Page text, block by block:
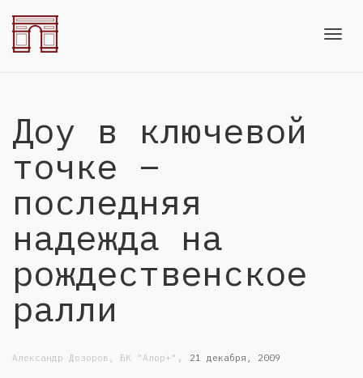
Доу в ключевой
точке –
последняя
надежда на
рождественское
ралли
Александр Дозоров, БК "Алор+" , 21 декабря, 2009